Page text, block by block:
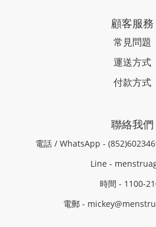
顧客服務
常見問題
運送方式
付款方式
聯絡我們
電話 / WhatsApp -
Line -
時間 - 1100-
電郵 -